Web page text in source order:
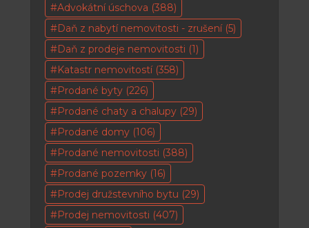
Advokátní úschova (388)
Daň z nabytí nemovitosti - zrušení(5)
Daň z prodeje nemovitosti (1)
Katastr nemovitostí(358)
Prodané byty (226)
Prodané chaty a chalupy (29)
Prodané domy (106)
Prodané nemovitosti (388)
Prodané pozemky (16)
Prodej družstevního bytu (29)
Prodej nemovitosti (407)